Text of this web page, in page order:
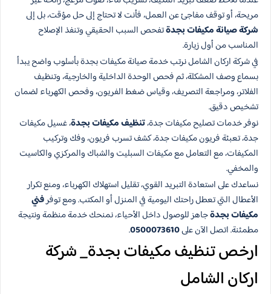
مريحة، أو توقف مفاجئ عن العمل، فأنت لا تحتاج إلى حل مؤقت، بل إلى
شركة صيانة مكيفات بجدةتفحص السبب الحقيقي وتنفذ الإصلاح
المناسب من أول زيارة.
في شركة اركان الشامل نرتب خدمة صيانة مكيفات بجدة بأسلوب واضح يبدأ
بسماع وصف المشكلة، ثم فحص الوحدة الداخلية والخارجية، وتنظيف
الفلاتر، ومراجعة التصريف، وقياس ضغط الفريون، وفحص الكهرباء لضمان
تشخيص دقيق.
نوفر خدمات تصليح مكيفات جدة،تنظيف مكيفات بجدة، غسيل مكيفات
جدة، تعبئة فريون مكيفات جدة، كشف تسرب فريون، وفك وتركيب
المكيفات، مع التعامل مع مكيفات السبليت والشباك والمركزي والكاسيت
والمخفي.
نساعدك على استعادة التبريد القوي، تقليل استهلاك الكهرباء، ومنع تكرار
الأعطال التي تعطل راحتك اليومية في المنزل أو المكتب. ومع توفرفني
مكيفات بجدةجاهز للوصول داخل الأحياء، نمنحك خدمة منظمة ونتيجة
مطمئنة. اتصل الآن على0500073610
.
ارخص تنظيف مكيفات بجدة_ شركة
اركان الشامل